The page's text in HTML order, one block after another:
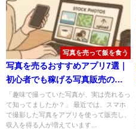
写真を売って飯を食う
写真を売るおすすめアプリ7選｜
初心者でも稼げる写真販売の始
め方とコツ
「趣味で撮っていた写真が、実は売れるっ
て知ってましたか？」 最近では、スマホ
で撮影した写真をアプリを使って販売し、
収入を得る人が増えています...